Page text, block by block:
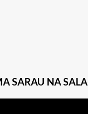
SARAU NA SALA